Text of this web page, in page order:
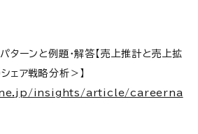
ターンと例題・解答【売上推計と売上拡
ェア戦略分析＞】
insights/article/careerna